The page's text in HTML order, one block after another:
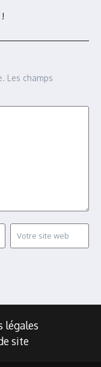
Les champs
légales
site